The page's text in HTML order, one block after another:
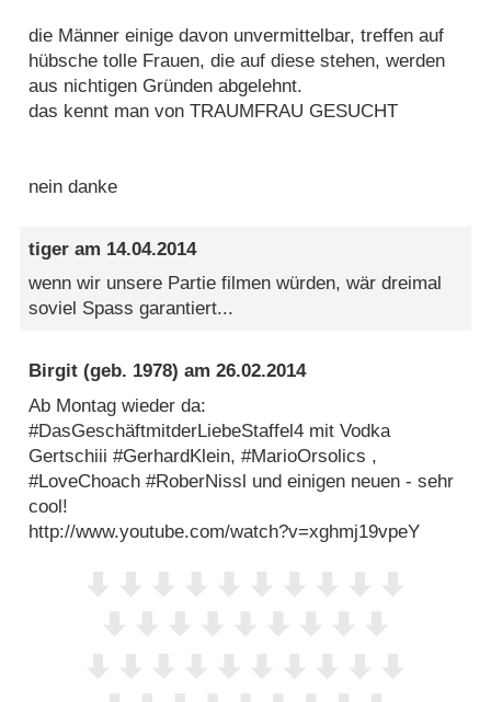
die Männer einige davon unvermittelbar, treffen auf
hübsche tolle Frauen, die auf diese stehen, werden
aus nichtigen Gründen abgelehnt.
das kennt man von TRAUMFRAU GESUCHT
nein danke
tiger am 14.04.2014
wenn wir unsere Partie filmen würden, wär dreimal
soviel Spass garantiert...
Birgit (geb. 1978) am26.02.2014
Ab Montag wieder da:
#DasGeschäftmitderLiebeStaffel4 mit Vodka
Gertschiii #GerhardKlein, #MarioOrsolics ,
#LoveChoach #RoberNissl und einigen neuen - sehr
cool!
http://www.youtube.com/watch?v=xghmj19vpeY